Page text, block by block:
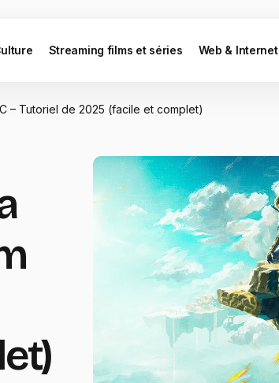
Streaming films et séries Web & Internet
– Tutoriel de 2025 (facile et complet)